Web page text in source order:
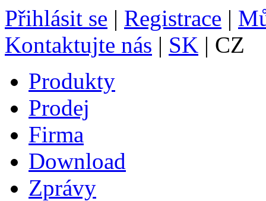
Přihlásit se | Registrace |
Kontaktujte nás | SK | CZ
Produkty
Prodej
Firma
Download
Zprávy